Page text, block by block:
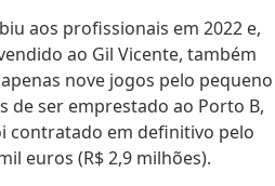
aos profissionais em 2022 e,
ao Gil Vicente, também
nove jogos pelo pequeno
de ser emprestado ao Porto B,
contratado em definitivo pelo
euros (R$ 2,9 milhões).